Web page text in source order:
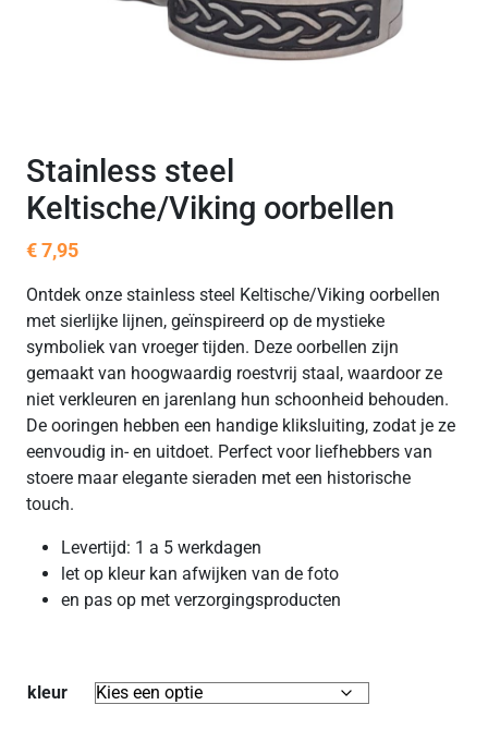
Stainless steel
Keltische/Viking oorbellen
€7,95
Ontdek onze stainless steel Keltische/Viking oorbellen
met sierlijke lijnen, geïnspireerd op de mystieke
symboliek van vroeger tijden. Deze oorbellen zijn
gemaakt van hoogwaardig roestvrij staal, waardoor ze
niet verkleuren en jarenlang hun schoonheid behouden.
De ooringen hebben een handige kliksluiting, zodat je ze
eenvoudig in- en uitdoet. Perfect voor liefhebbers van
stoere maar elegante sieraden met een historische
touch.
Levertijd: 1 a 5 werkdagen
let op kleur kan afwijken van de foto
en pas op met verzorgingsproducten
kleur